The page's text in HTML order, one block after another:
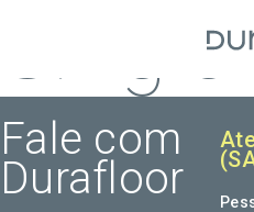
Single
Fale com
Durafloor